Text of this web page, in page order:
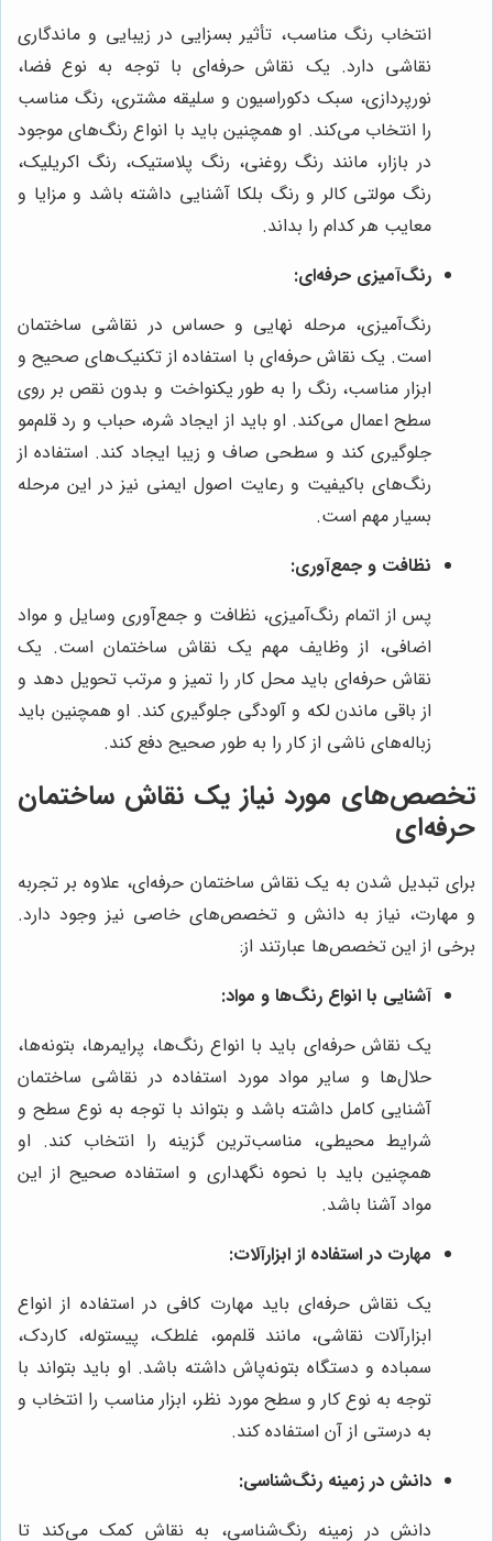
انتخاب رنگ مناسب، تأثیر بسزایی در زیبایی و ماندگاری
نقاشی دارد. یک نقاش حرفه‌ای با توجه به نوع فضا،
نورپردازی، سبک دکوراسیون و سلیقه مشتری، رنگ مناسب
را انتخاب می‌کند. او همچنین باید با انواع رنگ‌های موجود
در بازار، مانند رنگ روغنی، رنگ پلاستیک، رنگ اکریلیک،
رنگ مولتی کالر و رنگ بلکا آشنایی داشته باشد و مزایا و
معایب هر کدام را بداند.
رنگ‌آمیزی حرفه‌ای:
رنگ‌آمیزی، مرحله نهایی و حساس در نقاشی ساختمان
است. یک نقاش حرفه‌ای با استفاده از تکنیک‌های صحیح و
ابزار مناسب، رنگ را به طور یکنواخت و بدون نقص بر روی
سطح اعمال می‌کند. او باید از ایجاد شره، حباب و رد قلم‌مو
جلوگیری کند و سطحی صاف و زیبا ایجاد کند. استفاده از
رنگ‌های باکیفیت و رعایت اصول ایمنی نیز در این مرحله
بسیار مهم است.
نظافت و جمع‌آوری:
پس از اتمام رنگ‌آمیزی، نظافت و جمع‌آوری وسایل و مواد
اضافی، از وظایف مهم یک نقاش ساختمان است. یک
نقاش حرفه‌ای باید محل کار را تمیز و مرتب تحویل دهد و
از باقی ماندن لکه و آلودگی جلوگیری کند. او همچنین باید
زباله‌های ناشی از کار را به طور صحیح دفع کند.
تخصص‌های مورد نیاز یک نقاش ساختمان
حرفه‌ای
برای تبدیل شدن به یک نقاش ساختمان حرفه‌ای، علاوه بر تجربه
و مهارت، نیاز به دانش و تخصص‌های خاصی نیز وجود دارد.
برخی از این تخصص‌ها عبارتند از:
آشنایی با انواع رنگ‌ها و مواد:
یک نقاش حرفه‌ای باید با انواع رنگ‌ها، پرایمرها، بتونه‌ها،
حلال‌ها و سایر مواد مورد استفاده در نقاشی ساختمان
آشنایی کامل داشته باشد و بتواند با توجه به نوع سطح و
شرایط محیطی، مناسب‌ترین گزینه را انتخاب کند. او
همچنین باید با نحوه نگهداری و استفاده صحیح از این
مواد آشنا باشد.
مهارت در استفاده از ابزارآلات:
یک نقاش حرفه‌ای باید مهارت کافی در استفاده از انواع
ابزارآلات نقاشی، مانند قلم‌مو، غلطک، پیستوله، کاردک،
سمباده و دستگاه بتونه‌پاش داشته باشد. او باید بتواند با
توجه به نوع کار و سطح مورد نظر، ابزار مناسب را انتخاب و
به درستی از آن استفاده کند.
دانش در زمینه رنگ‌شناسی:
دانش در زمینه رنگ‌شناسی، به نقاش کمک می‌کند تا